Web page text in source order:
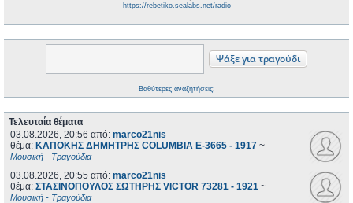
https://rebetiko.sealabs.net/radio
Βαθύτερες αναζητήσεις;
Τελευταία θέματα
03.08.2026, 20:56 από: marco21nis
θέμα: ΚΑΠΟΚΗΣ ΔΗΜΗΤΡΗΣ COLUMBIA E-3665 - 1917 ~
Μουσική - Τραγούδια
03.08.2026, 20:55 από: marco21nis
θέμα: ΣΤΑΣΙΝΟΠΟΥΛΟΣ ΣΩΤΗΡΗΣ VICTOR 73281 - 1921 ~
Μουσική - Τραγούδια